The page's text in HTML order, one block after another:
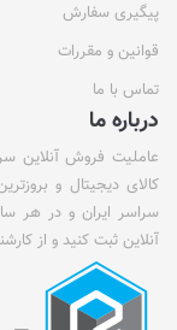
پیگیری سفارش
قوانین و مقررات
تماس با ما
درباره ما
عاملیت فروش آنلاین
کالای دیجیتال و
سراسر ایران و در هر
آنلاین ثبت کنید و از